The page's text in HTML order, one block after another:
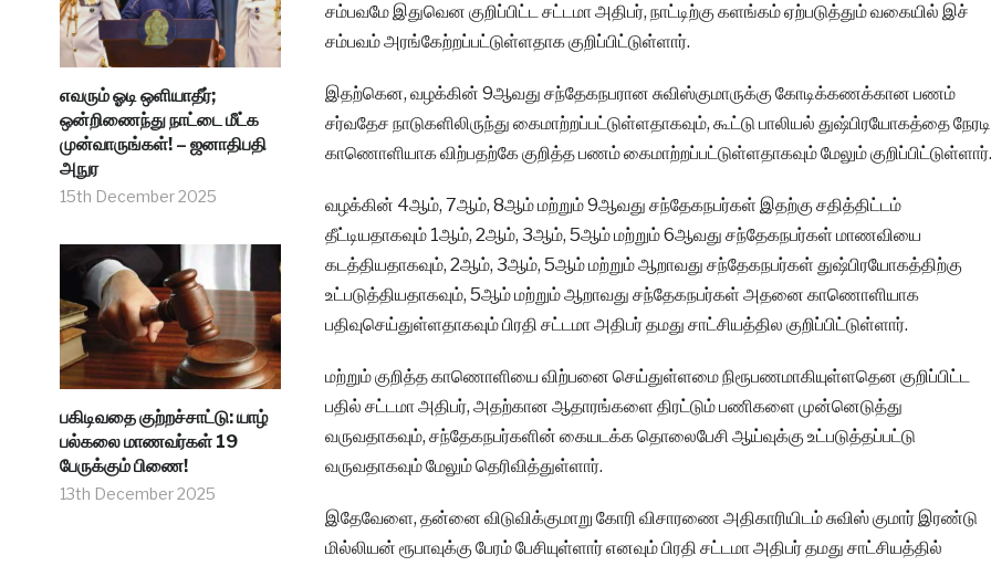
எவரும் ஓடி ஒளியாதீர்;
ஒன்றிணைந்து நாட்டை மீட்க
முன்வாருங்கள்! – ஜனாதிபதி
அநுர
15th December 2025
பகிடிவதை குற்றச்சாட்டு: யாழ்
பல்கலை மாணவர்கள் 19
பேருக்கும் பிணை!
13th December 2025
சம்பவமே இதுவென குறிப்பிட்ட சட்டமா அதிபர், நாட்டிற்கு களங்கம் ஏற்படுத்தும் வகையில் இச்
சம்பவம் அரங்கேற்றப்பட்டுள்ளதாக குறிப்பிட்டுள்ளார்.
இதற்கென, வழக்கின் 9ஆவது சந்தேகநபரான சுவிஸ்குமாருக்கு கோடிக்கணக்கான பணம்
சர்வதேச நாடுகளிலிருந்து கைமாற்றப்பட்டுள்ளதாகவும், கூட்டு பாலியல் துஷ்பிரயோகத்தை நேரடி
காணொளியாக விற்பதற்கே குறித்த பணம் கைமாற்றப்பட்டுள்ளதாகவும் மேலும் குறிப்பிட்டுள்ளார்.
வழக்கின் 4ஆம், 7ஆம், 8ஆம் மற்றும் 9ஆவது சந்தேகநபர்கள் இதற்கு சதித்திட்டம்
தீட்டியதாகவும் 1ஆம், 2ஆம், 3ஆம், 5ஆம் மற்றும் 6ஆவது சந்தேகநபர்கள் மாணவியை
கடத்தியதாகவும், 2ஆம், 3ஆம், 5ஆம் மற்றும் ஆறாவது சந்தேகநபர்கள் துஷ்பிரயோகத்திற்கு
உட்படுத்தியதாகவும், 5ஆம் மற்றும் ஆறாவது சந்தேகநபர்கள் அதனை காணொளியாக
பதிவுசெய்துள்ளதாகவும் பிரதி சட்டமா அதிபர் தமது சாட்சியத்தில குறிப்பிட்டுள்ளார்.
மற்றும் குறித்த காணொளியை விற்பனை செய்துள்ளமை நிரூபணமாகியுள்ளதென குறிப்பிட்ட
பதில் சட்டமா அதிபர், அதற்கான ஆதாரங்களை திரட்டும் பணிகளை முன்னெடுத்து
வருவதாகவும், சந்தேகநபர்களின் கையடக்க தொலைபேசி ஆய்வுக்கு உட்படுத்தப்பட்டு
வருவதாகவும் மேலும் தெரிவித்துள்ளார்.
இதேவேளை, தன்னை விடுவிக்குமாறு கோரி விசாரணை அதிகாரியிடம் சுவிஸ் குமார் இரண்டு
மில்லியன் ரூபாவுக்கு பேரம் பேசியுள்ளார் எனவும் பிரதி சட்டமா அதிபர் தமது சாட்சியத்தில்